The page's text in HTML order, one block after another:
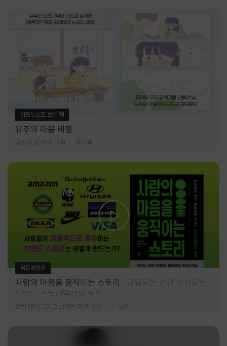
카드뉴스로 보는 책
유주의 마음 비행
금수정 글/서영 그림 찰리북
북트레일러
사람의 마음을 움직이는 스토리
공유되는 순간 완성되는
브랜드 스토리텔링의 원칙
알레